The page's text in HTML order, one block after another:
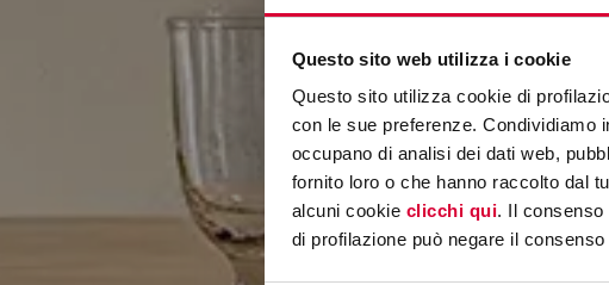
Questo sito web utilizza i cookie
Questo sito utilizza cookie di
con le sue preferenze. Condividiamo
occupano di analisi dei dati web,
fornito loro o che hanno raccolto dal
alcuni cookie clicchi qui. Il
di profilazione può negare il